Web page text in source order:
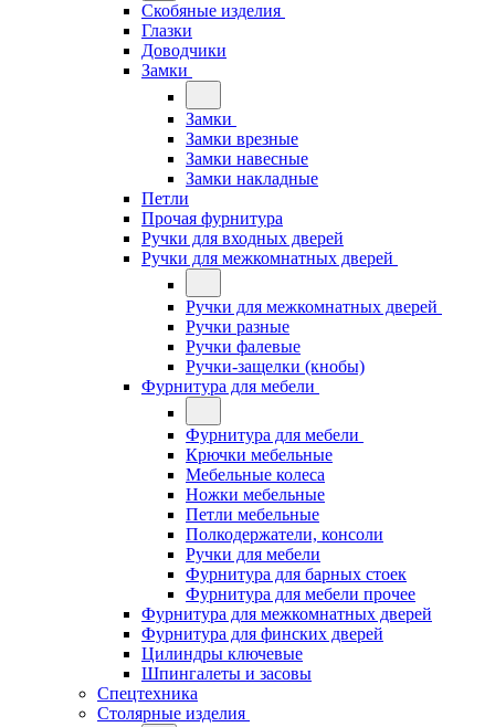
Скобяные изделия
Глазки
Доводчики
Замки
Замки
Замки врезные
Замки навесные
Замки накладные
Петли
Прочая фурнитура
Ручки для входных дверей
Ручки для межкомнатных дверей
Ручки для межкомнатных дверей
Ручки разные
Ручки фалевые
Ручки-защелки (кнобы)
Фурнитура для мебели
Фурнитура для мебели
Крючки мебельные
Мебельные колеса
Ножки мебельные
Петли мебельные
Полкодержатели, консоли
Ручки для мебели
Фурнитура для барных стоек
Фурнитура для мебели прочее
Фурнитура для межкомнатных дверей
Фурнитура для финских дверей
Цилиндры ключевые
Шпингалеты и засовы
Спецтехника
Столярные изделия